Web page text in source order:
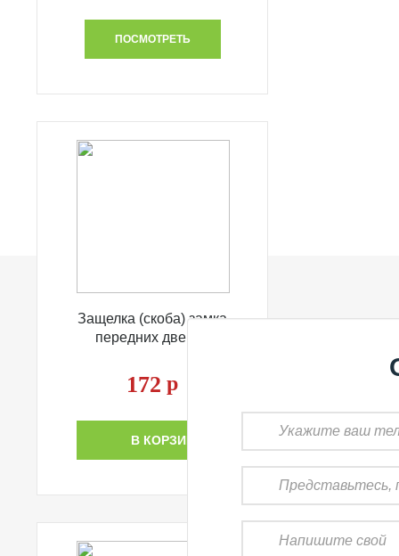
ПОСМОТРЕТЬ
Защелка (скоба) замка
передних дверей
172 р
В КОРЗИНУ